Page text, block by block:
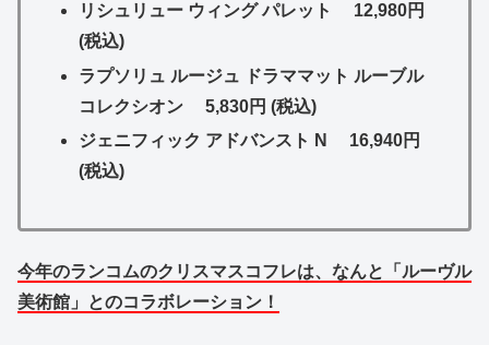
リシュリュー ウィング パレット 12,980円
(税込)
ラプソリュ ルージュ ドラママット ルーブル
コレクシオン 5,830円 (税込)
ジェニフィック アドバンスト N
16,940円
(税込)
今年のランコムのクリスマスコフレは、なんと「ルーヴル
美術館」とのコラボレーション！